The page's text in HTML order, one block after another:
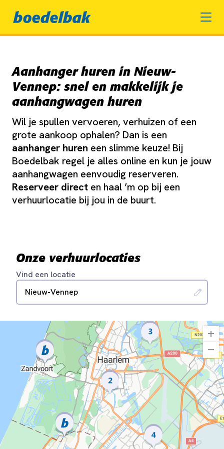
Aanhanger huren in Nieuw-
Vennep: snel en makkelijk je
aanhangwagen huren
Wil je spullen vervoeren, verhuizen of een
grote aankoop ophalen? Dan is een
aanhanger huren een slimme keuze! Bij
Boedelbak regel je alles online en kun je jouw
aanhangwagen eenvoudig reserveren.
Reserveer direct en haal ’m op bij een
verhuurlocatie bij jou in de buurt.
Onze verhuurlocaties
Vind een locatie
Nieuw-Vennep